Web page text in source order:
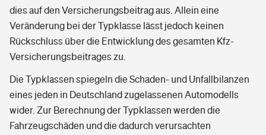
dies auf den Versicherungsbeitrag aus. Allein eine
Veränderung bei der Typklasse lässt jedoch keinen
Rückschluss über die Entwicklung des gesamten Kfz-
Versicherungsbeitrages zu.
Die Typklassen spiegeln die Schaden- und Unfallbilanzen
eines jeden in Deutschland zugelassenen Automodells
wider. Zur Berechnung der Typklassen werden die
Fahrzeugschäden und die dadurch verursachten